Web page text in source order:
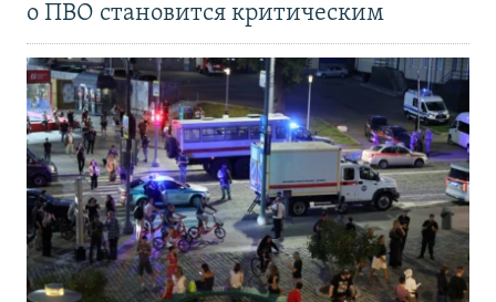
о ПВО становится критическим